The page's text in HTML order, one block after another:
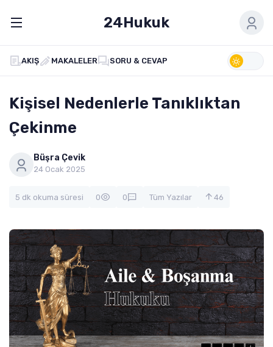
24Hukuk
AKIŞ MAKALELER SORU & CEVAP
Kişisel Nedenlerle Tanıklıktan
Çekinme
Büşra Çevik
24 Ocak 2025
5 dk okuma süresi 0 0 Tüm Yazılar 46